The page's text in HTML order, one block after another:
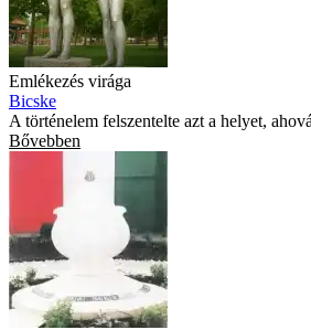
Emlékezés virága
Bicske
A történelem felszentelte azt a helyet,
Bővebben